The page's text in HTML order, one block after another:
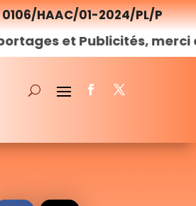
0106/HAAC/01-2024/PL/P
Publicités, merci de nous